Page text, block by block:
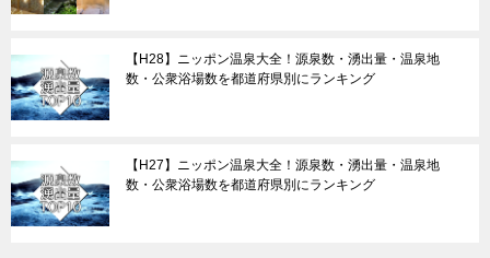
【H28】ニッポン温泉大全！源泉数・湧出量・温泉地
数・公衆浴場数を都道府県別にランキング
【H27】ニッポン温泉大全！源泉数・湧出量・温泉地
数・公衆浴場数を都道府県別にランキング